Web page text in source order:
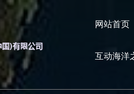
网站首页
互动海洋